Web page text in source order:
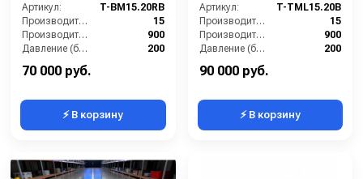
Артикул:
T-BM15.20RB
Производительность (л/мин):
15
Производительность (л/ч):
900
Давление (бар):
200
Напряжение (В):
70 000 руб.
⚡ В корзину
Артикул:
T-TML15.20B
Производительность (л/мин):
15
Производительность (л/ч):
900
Давление (бар):
200
Мощность (кВт):
90 000 руб.
⚡ В корзину